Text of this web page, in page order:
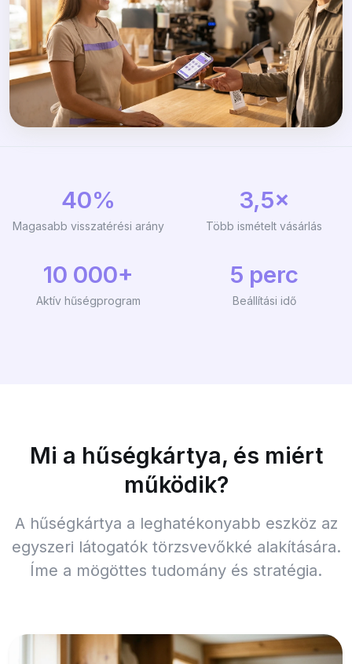
40%
Magasabb visszatérési arány
3,5×
Több ismételt vásárlás
10 000+
Aktív hűségprogram
5 perc
Beállítási idő
Mi a hűségkártya, és miért
működik?
A hűségkártya a leghatékonyabb eszköz az
egyszeri látogatók törzsvevőkké alakítására.
Íme a mögöttes tudomány és stratégia.